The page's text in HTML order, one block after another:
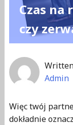
Czas na
czy
Admin
Więc twój
dokładnie